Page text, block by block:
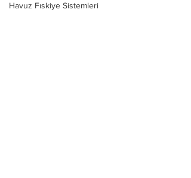
Havuz Fıskiye Sistemleri